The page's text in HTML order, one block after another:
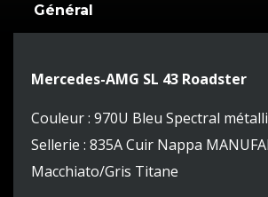
Général
Mercedes-AMG SL 43 Roadster
Couleur : 970U Bleu Spectral
Sellerie : 835A Cuir Nappa
Macchiato/Gris Titane